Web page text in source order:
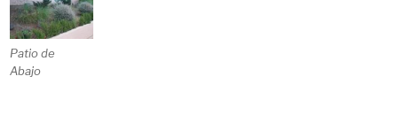
Patio de
Abajo